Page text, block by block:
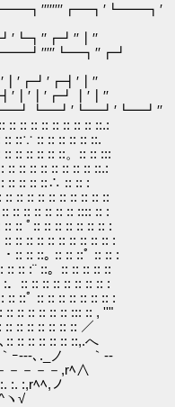
:: :: :: :: :: :: :: :: ::.:
:: ::∵ :: :: :: :: :: ::.
:: :: :: :: ::。:: :: :::
:: :: :: :: :: :: :: :: ::.:
:: :: :: ::∴ :: :: :
:: :: :: :: :: :: :: :: :: ::
:: :: :: :: :: :: :::: :: :
:: ﾟ:: :: :: :: :: :: :: :
:: :: :: :: :: :: :: :: :: :
:: :: ::｡ :: :: ::ﾟ :: :: :
:: :: :¨ ::。:: :: :: :: ::
:: :: :: :: :: :: :: :: :
::ﾟ :: :: :: :: :: :: :: :
:: :: :: :: :: :: ::: :: , ''"
:: :: :: :: :: ／
:: :: ::,.へ
._ノ ｀‐-
－－,rﾍ∧
ﾍﾍ,ノ
√